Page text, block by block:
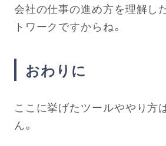
会社の仕事の進め方を理解し
トワークですからね。
おわりに
ここに挙げたツールややり方
ん。